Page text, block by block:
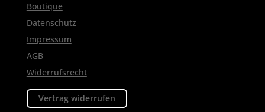
Boutique
Datenschutz
Impressum
AGB
Widerrufsrecht
Vertrag widerrufen